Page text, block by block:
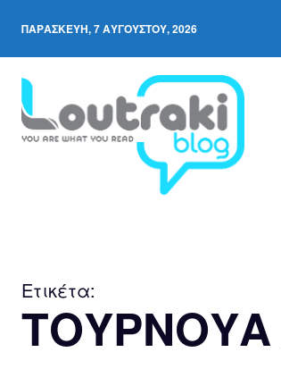
ΠΑΡΑΣΚΕΥΉ, 7 ΑΥΓΟΎΣΤΟΥ, 2026
Ετικέτα:
ΤΟΥΡΝΟΥΑ